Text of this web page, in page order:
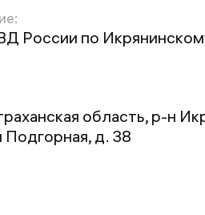
по
область, р-н
Подгорная, д. 38